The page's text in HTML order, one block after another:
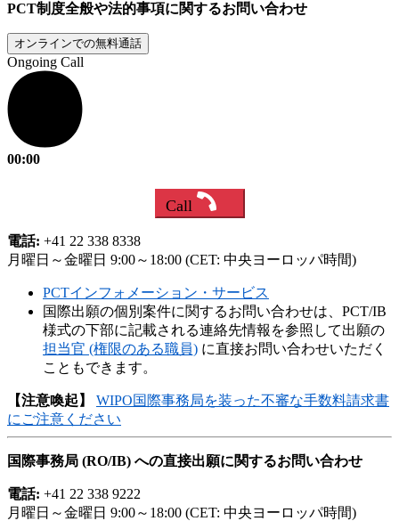
PCT制度全般や法的事項に関するお問い合わせ
オンラインでの無料通話
Ongoing Call
00:00
Call
電話: +41 22 338 8338
月曜日～金曜日 9:00～18:00 (CET: 中央ヨーロッパ時間)
PCTインフォメーション・サービス
国際出願の個別案件に関するお問い合わせは、PCT/IB
様式の下部に記載される連絡先情報を参照して出願の
担当官 (権限のある職員) に直接お問い合わせいただく
こともできます。
【注意喚起】 WIPO国際事務局を装った不審な手数料請求書
にご注意ください
国際事務局 (RO/IB) への直接出願に関するお問い合わせ
電話: +41 22 338 9222
月曜日～金曜日 9:00～18:00 (CET: 中央ヨーロッパ時間)